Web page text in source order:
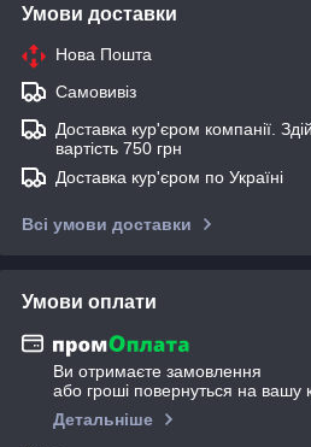
Умови доставки
Нова Пошта
Самовивіз
Доставка кур'єром компанії.
вартість 750 грн
Доставка кур'єром по Україні
Всі умови доставки
Умови оплати
Ви отримаєте замовлення
або гроші повернуться на вашу
Детальніше